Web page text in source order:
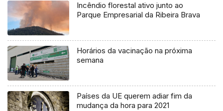
Incêndio florestal ativo junto ao
Parque Empresarial da Ribeira Brava
Horários da vacinação na próxima
semana
Países da UE querem adiar fim da
mudança da hora para 2021